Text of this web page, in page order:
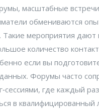
, масштабные
обмениваются
. Такие мероприятия дают
количество
если вы
Форумы часто
где каждый
в квалифицированный